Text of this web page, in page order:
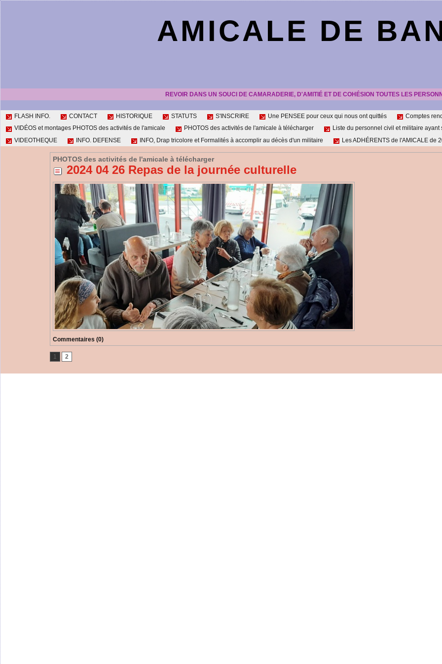
AMICALE DE
REVOIR DANS UN SOUCI DE CAMARADERIE, D'AMITIÉ ET DE COHÉSION TOUTES LES
FLASH INFO. CONTACT HISTORIQUE STATUTS S'INSCRIRE Une PENSEE pour ceux qui nous ont quittés Comptes
VIDÉOS et montages PHOTOS des activités de l'amicale
PHOTOS des activités de l'amicale à télécharger Liste du personnel civil et militaire ayant
VIDEOTHEQUE
INFO. DEFENSE INFO, Drap tricolore et Formalités à accomplir au décès d'un militaire Les ADHÉRENTS de l'AMICALE de
PHOTOS des activités de l'amicale à télécharger
2024 04 26 Repas de la journée culturelle
Commentaires (0)
1 2